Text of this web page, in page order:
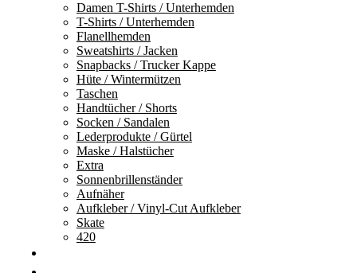
Damen T-Shirts / Unterhemden
T-Shirts / Unterhemden
Flanellhemden
Sweatshirts / Jacken
Snapbacks / Trucker Kappe
Hüte / Wintermützen
Taschen
Handtücher / Shorts
Socken / Sandalen
Lederprodukte / Gürtel
Maske / Halstücher
Extra
Sonnenbrillenständer
Aufnäher
Aufkleber / Vinyl-Cut Aufkleber
Skate
420